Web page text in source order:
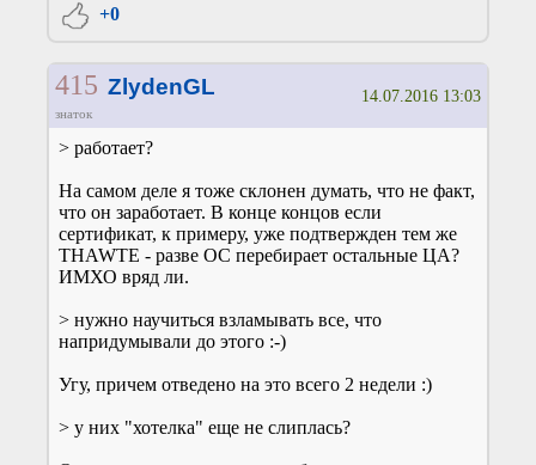
+0
415 ZlydenGL
знаток
14.07.2016 13:03
> работает?
На самом деле я тоже склонен думать, что не факт,
что он заработает. В конце концов если
сертификат, к примеру, уже подтвержден тем же
THAWTE - разве ОС перебирает остальные ЦА?
ИМХО вряд ли.
> нужно научиться взламывать все, что
напридумывали до этого :-)
Угу, причем отведено на это всего 2 недели :)
> у них "хотелка" еще не слиплась?